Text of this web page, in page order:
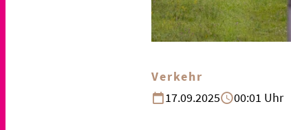
Verkehr
17.09.2025
00:01 Uhr